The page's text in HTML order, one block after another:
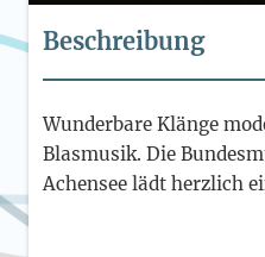
Beschreibung
Wunderbare Klänge
Blasmusik. Die
Achensee lädt herzlich